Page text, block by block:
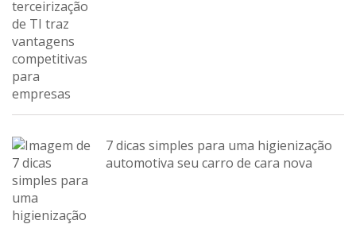
7 dicas simples para uma higienização
automotiva seu carro de cara nova